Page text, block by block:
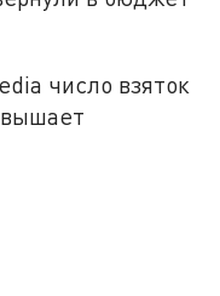
число взяток